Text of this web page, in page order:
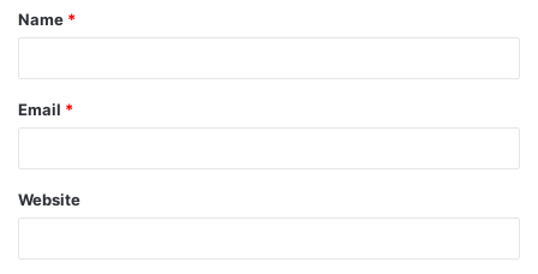
*
Name *
Email *
Website